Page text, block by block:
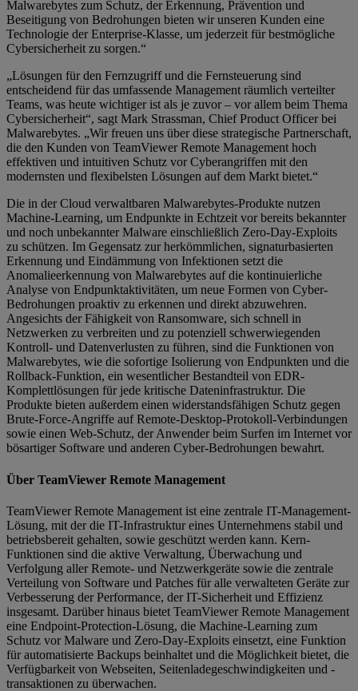
Malwarebytes zum Schutz, der Erkennung, Prävention und
Beseitigung von Bedrohungen bieten wir unseren Kunden eine
Technologie der Enterprise-Klasse, um jederzeit für bestmögliche
Cybersicherheit zu sorgen.“
„Lösungen für den Fernzugriff und die Fernsteuerung sind
entscheidend für das umfassende Management räumlich verteilter
Teams, was heute wichtiger ist als je zuvor – vor allem beim Thema
Cybersicherheit“, sagt Mark Strassman, Chief Product Officer bei
Malwarebytes. „Wir freuen uns über diese strategische Partnerschaft,
die den Kunden von TeamViewer Remote Management hoch
effektiven und intuitiven Schutz vor Cyberangriffen mit den
modernsten und flexibelsten Lösungen auf dem Markt bietet.“
Die in der Cloud verwaltbaren Malwarebytes-Produkte nutzen
Machine-Learning, um Endpunkte in Echtzeit vor bereits bekannter
und noch unbekannter Malware einschließlich Zero-Day-Exploits
zu schützen. Im Gegensatz zur herkömmlichen, signaturbasierten
Erkennung und Eindämmung von Infektionen setzt die
Anomalieerkennung von Malwarebytes auf die kontinuierliche
Analyse von Endpunktaktivitäten, um neue Formen von Cyber-
Bedrohungen proaktiv zu erkennen und direkt abzuwehren.
Angesichts der Fähigkeit von Ransomware, sich schnell in
Netzwerken zu verbreiten und zu potenziell schwerwiegenden
Kontroll- und Datenverlusten zu führen, sind die Funktionen von
Malwarebytes, wie die sofortige Isolierung von Endpunkten und die
Rollback-Funktion, ein wesentlicher Bestandteil von EDR-
Komplettlösungen für jede kritische Dateninfrastruktur. Die
Produkte bieten außerdem einen widerstandsfähigen Schutz gegen
Brute-Force-Angriffe auf Remote-Desktop-Protokoll-Verbindungen
sowie einen Web-Schutz, der Anwender beim Surfen im Internet vor
bösartiger Software und anderen Cyber-Bedrohungen bewahrt.
Über TeamViewer Remote Management
TeamViewer Remote Management ist eine zentrale IT-Management-
Lösung, mit der die IT-Infrastruktur eines Unternehmens stabil und
betriebsbereit gehalten, sowie geschützt werden kann. Kern-
Funktionen sind die aktive Verwaltung, Überwachung und
Verfolgung aller Remote- und Netzwerkgeräte sowie die zentrale
Verteilung von Software und Patches für alle verwalteten Geräte zur
Verbesserung der Performance, der IT-Sicherheit und Effizienz
insgesamt. Darüber hinaus bietet TeamViewer Remote Management
eine Endpoint-Protection-Lösung, die Machine-Learning zum
Schutz vor Malware und Zero-Day-Exploits einsetzt, eine Funktion
für automatisierte Backups beinhaltet und die Möglichkeit bietet, die
Verfügbarkeit von Webseiten, Seitenladegeschwindigkeiten und -
transaktionen zu überwachen.